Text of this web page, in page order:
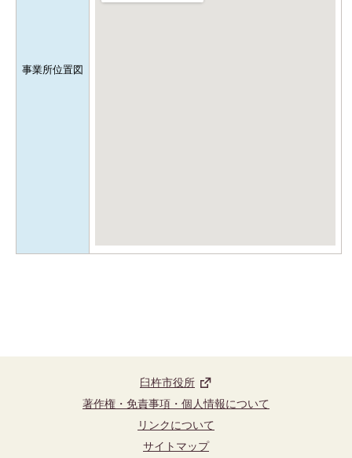
事業所位置図
臼杵市役所
著作権・免責事項・個人情報について
リンクについて
サイトマップ